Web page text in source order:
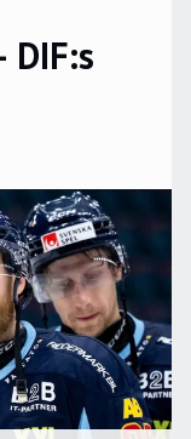
DIF:s